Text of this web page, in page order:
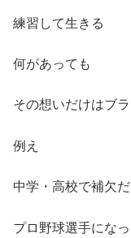
練習して生きる
何があっても
その想いだけはブ
例え
中学・高校で補欠
プロ野球選手にな